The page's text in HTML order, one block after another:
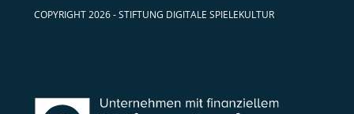
COPYRIGHT 2026 - STIFTUNG DIGITALE SPIELEKULTUR